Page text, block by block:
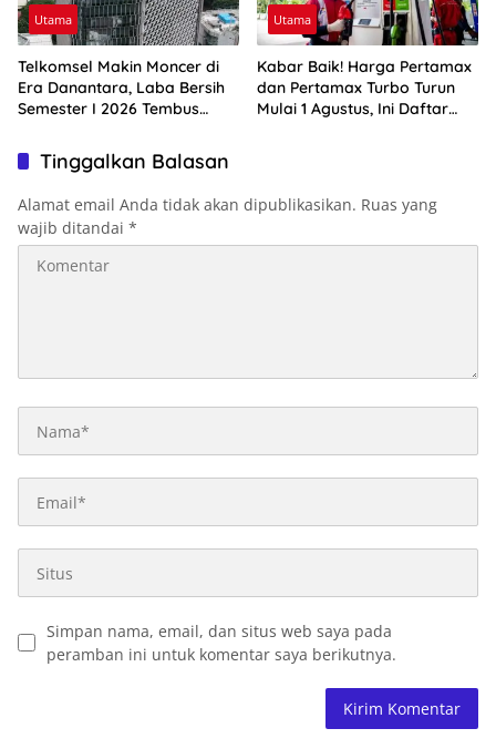
Utama
Telkomsel Makin Moncer di
Era Danantara, Laba Bersih
Semester I 2026 Tembus
Utama
Kabar Baik! Harga Pertamax
dan Pertamax Turbo Turun
Mulai 1 Agustus, Ini Daftar
Tinggalkan Balasan
Alamat email Anda tidak akan dipublikasikan. Ruas yang
wajib ditandai *
Simpan nama, email, dan situs web saya pada
peramban ini untuk komentar saya berikutnya.